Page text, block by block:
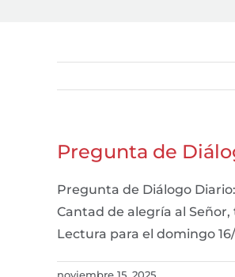
Pregunta de
Pregunta de Diálogo
Cantad de alegría al
Lectura para el domingo 16/